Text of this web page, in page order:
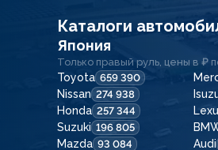
Каталоги
Япония
Только правый руль, цены в ₽
Toyota 659 390
Nissan 274 938
Honda 257 344
Suzuki 196 805
Mazda 93 084 Audi